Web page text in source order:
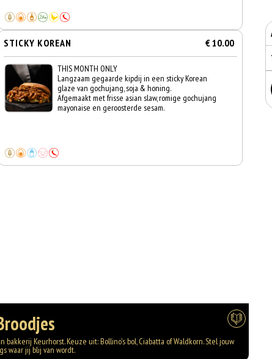
STICKY KOREAN € 10.00
THIS MONTH ONLY
Langzaam gegaarde kipdij in een sticky Korean
glaze van gochujang, soja & honing.
Afgemaakt met frisse asian slaw, romige gochujang
mayonaise en geroosterde sesam.
Keurhorst. Keuze uit: Bollino's bol, Ciabatta of Waldkorn. Stel jouw
waar jij blij van wordt.